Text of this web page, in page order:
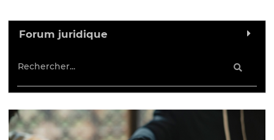
Forum juridique